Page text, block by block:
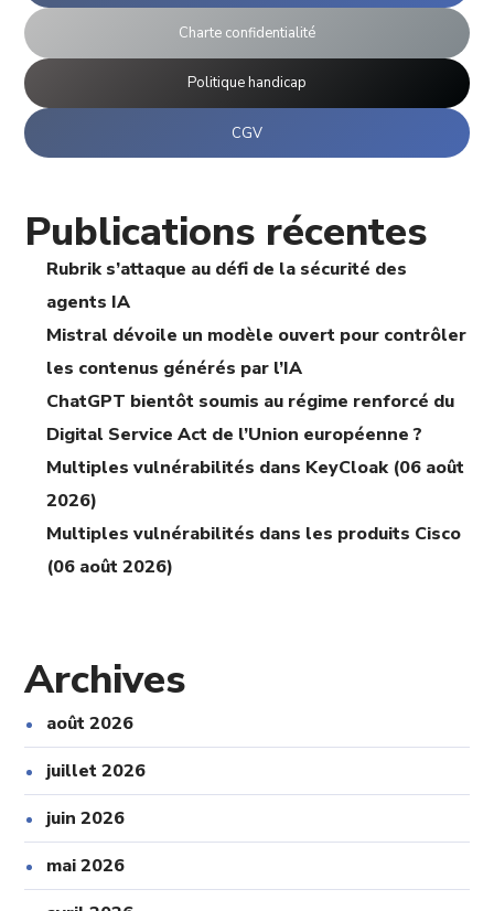
Charte confidentialité
Politique handicap
CGV
Publications récentes
Rubrik s’attaque au défi de la sécurité des
agents IA
Mistral dévoile un modèle ouvert pour contrôler
les contenus générés par l’IA
ChatGPT bientôt soumis au régime renforcé du
Digital Service Act de l’Union européenne ?
Multiples vulnérabilités dans KeyCloak (06 août
2026)
Multiples vulnérabilités dans les produits Cisco
(06 août 2026)
Archives
août 2026
juillet 2026
juin 2026
mai 2026